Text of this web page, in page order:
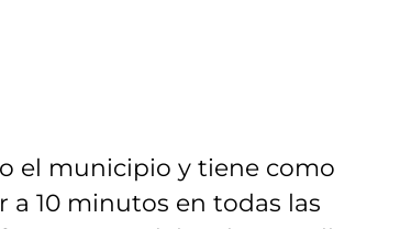
el municipio y tiene como
10 minutos en todas las